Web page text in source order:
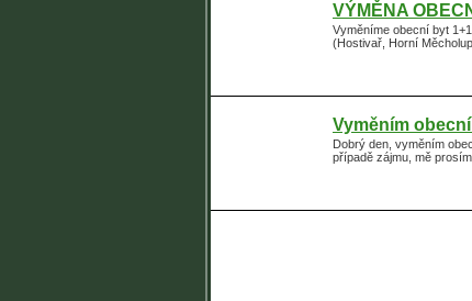
VÝMĚNA
Vyměníme obecní byt
(Hostivař, Horní
Vyměním
Dobrý den, vyměním
případě zájmu, mě